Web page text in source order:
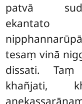
patvā
ekantato
tesaṃ vinā
dissati.
khañjati,